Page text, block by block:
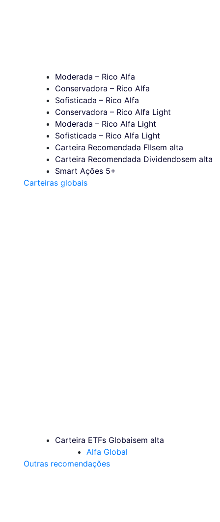
Moderada – Rico Alfa
Conservadora – Rico Alfa
Sofisticada – Rico Alfa
Conservadora – Rico Alfa Light
Moderada – Rico Alfa Light
Sofisticada – Rico Alfa Light
Carteira Recomendada FIIsem alta
Carteira Recomendada Dividendosem alta
Smart Ações 5+
Carteiras globais
Carteira ETFs Globaisem alta
Alfa Global
Outras recomendações